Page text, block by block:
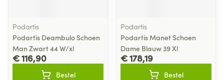
Podartis
Podartis Deambulo Schoen
Man Zwart 44 W/xl
€ 116,90
Bestel
Podartis
Podartis Manet Schoen
Dame Blauw 39 Xl
€ 178,19
Bestel